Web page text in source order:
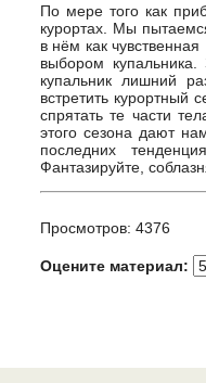
По мере того как
курортах. Мы
в нём как
выбором
купальник лишний
встретить курортный
спрятать те части
этого сезона дают
последних
Фантазируйте,
Просмотров: 4376
Оцените материал: